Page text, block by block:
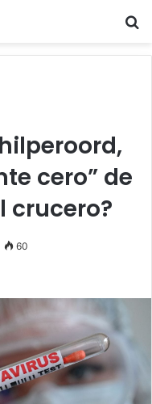
cero” de
crucero?
60